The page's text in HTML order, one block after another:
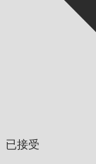
已接受